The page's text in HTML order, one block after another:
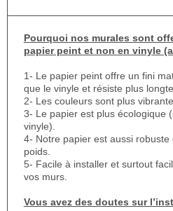
Pourquoi nos murales sont
papier peint et non en vinyle
1- Le papier peint offre un fini
que le vinyle et résiste plus
2- Les couleurs sont plus
3- Le papier est plus écologique
vinyle).
4- Notre papier est aussi robuste
poids.
5- Facile à installer et surtout
vos murs.
Vous avez des doutes sur